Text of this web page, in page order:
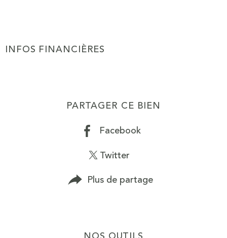
INFOS FINANCIÈRES
PARTAGER CE BIEN
Facebook
Twitter
Plus de partage